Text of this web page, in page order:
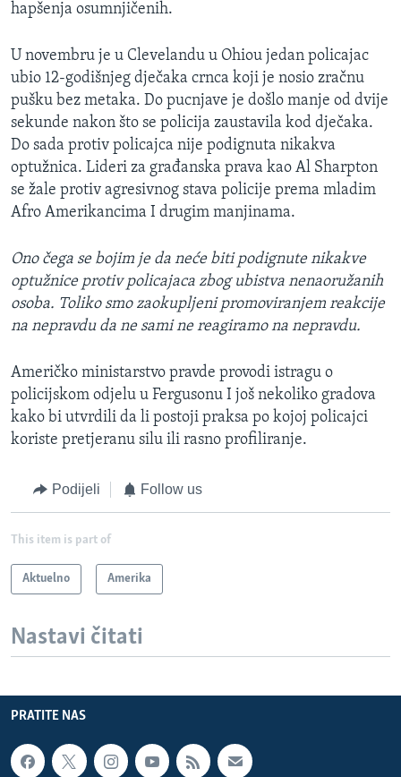
hapšenja osumnjičenih.
U novembru je u Clevelandu u Ohiou jedan policajac
ubio 12-godišnjeg dječaka crnca koji je nosio zračnu
pušku bez metaka. Do pucnjave je došlo manje od dvije
sekunde nakon što se policija zaustavila kod dječaka.
Do sada protiv policajca nije podignuta nikakva
optužnica. Lideri za građanska prava kao Al Sharpton
se žale protiv agresivnog stava policije prema mladim
Afro Amerikancima I drugim manjinama.
Ono čega se bojim je da neće biti podignute nikakve
optužnice protiv policajaca zbog ubistva nenaoružanih
osoba. Toliko smo zaokupljeni promoviranjem reakcije
na nepravdu da ne sami ne reagiramo na nepravdu.
Američko ministarstvo pravde provodi istragu o
policijskom odjelu u Fergusonu I još nekoliko gradova
kako bi utvrdili da li postoji praksa po kojoj policajci
koriste pretjeranu silu ili rasno profiliranje.
Podijeli Follow us
This item is part of
Aktuelno Amerika
Nastavi čitati
PRATITE NAS